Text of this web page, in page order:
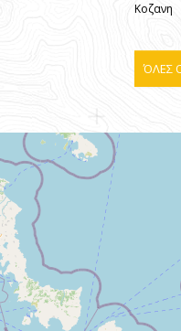
Κοζανη
ΌΛΕΣ